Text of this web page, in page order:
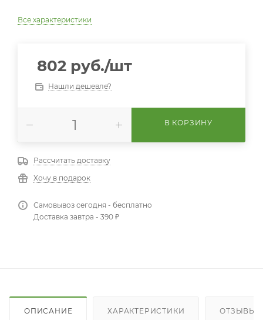
Все характеристики
802 руб./шт
Нашли дешевле?
В КОРЗИНУ
Рассчитать доставку
Хочу в подарок
Самовывоз сегодня - бесплатно
Доставка завтра - 390 ₽
ОПИСАНИЕ ХАРАКТЕРИСТИКИ ОТЗЫВЫ